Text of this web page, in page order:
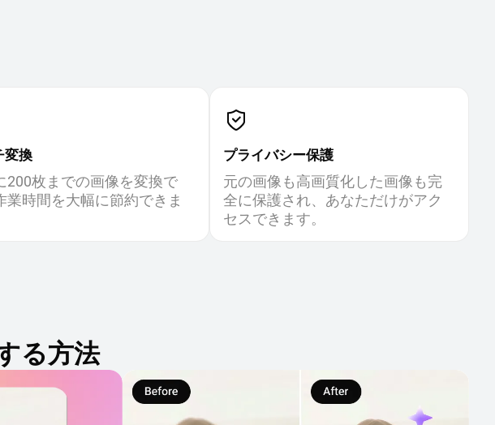
変換
200枚までの画像を変換で
業時間を大幅に節約できま
プライバシー保護
元の画像も高画質化した画像も完
全に保護され、あなただけがアク
セスできます。
る方法